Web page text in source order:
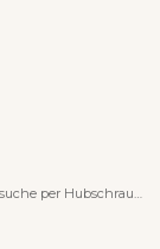
– aber ohne Rettungshunde?